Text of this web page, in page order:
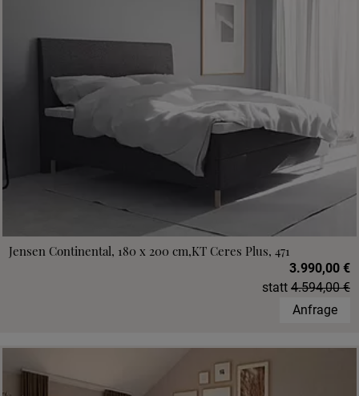
Jensen Continental, 180 x 200 cm,KT Ceres Plus, 471
3.990,00 €
statt 4.594,00 €
Anfrage